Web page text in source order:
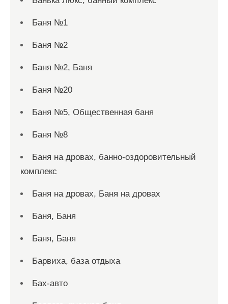
Баня №1
Баня №2
Баня №2, Баня
Баня №20
Баня №5, Общественная баня
Баня №8
Баня на дровах, банно-оздоровительный
комплекс
Баня на дровах, Баня на дровах
Баня, Баня
Баня, Баня
Барвиха, база отдыха
Бах-авто